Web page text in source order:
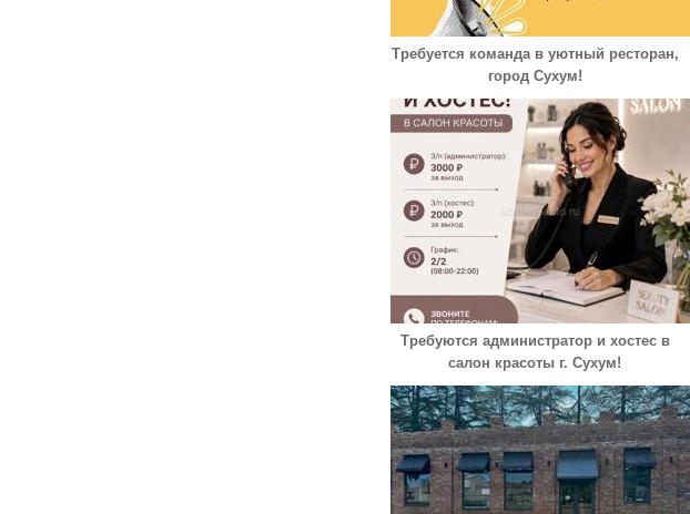
Требуется команда в уютный ресторан,
город Сухум!
Требуются администратор и хостес в
салон красоты г. Сухум!